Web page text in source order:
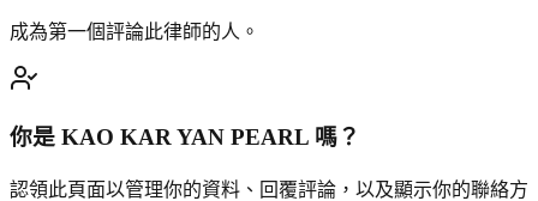
成為第一個評論此律師的人。
你是 KAO KAR YAN PEARL 嗎？
認領此頁面以管理你的資料、回覆評論，以及顯示你的聯絡方